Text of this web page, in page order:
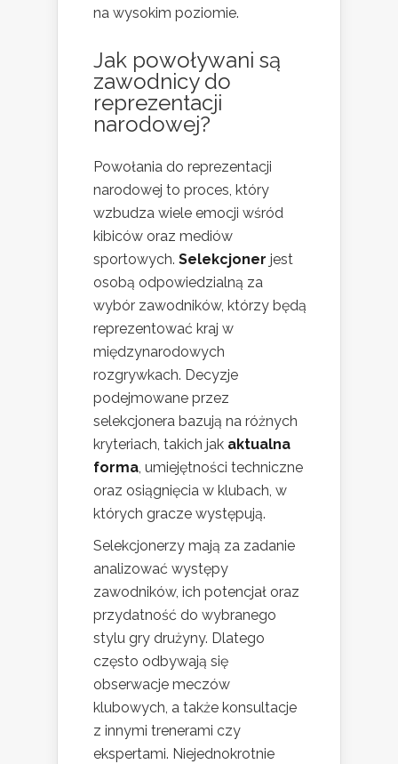
na wysokim poziomie.
Jak powoływani są
zawodnicy do
reprezentacji
narodowej?
Powołania do reprezentacji
narodowej to proces, który
wzbudza wiele emocji wśród
kibiców oraz mediów
sportowych. Selekcjoner jest
osobą odpowiedzialną za
wybór zawodników, którzy będą
reprezentować kraj w
międzynarodowych
rozgrywkach. Decyzje
podejmowane przez
selekcjonera bazują na różnych
kryteriach, takich jak aktualna
forma, umiejętności techniczne
oraz osiągnięcia w klubach, w
których gracze występują.
Selekcjonerzy mają za zadanie
analizować występy
zawodników, ich potencjał oraz
przydatność do wybranego
stylu gry drużyny. Dlatego
często odbywają się
obserwacje meczów
klubowych, a także konsultacje
z innymi trenerami czy
ekspertami. Niejednokrotnie